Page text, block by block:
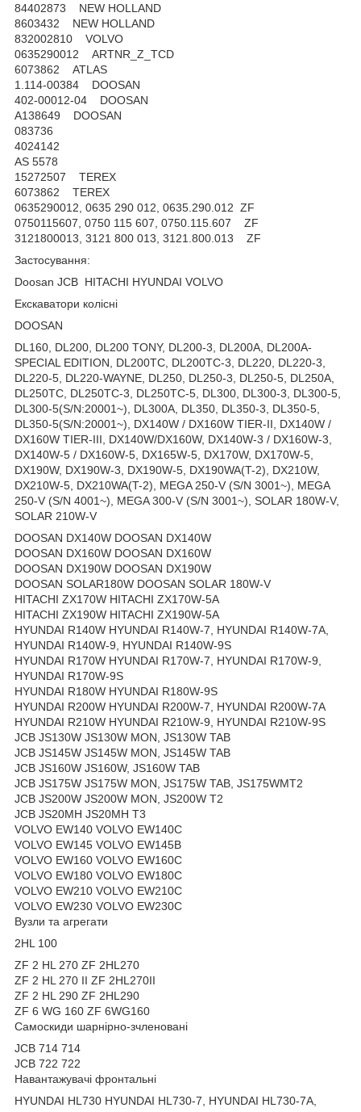
84402873 NEW HOLLAND
8603432 NEW HOLLAND
832002810 VOLVO
0635290012 ARTNR_Z_TCD
6073862 ATLAS
1.114-00384 DOOSAN
402-00012-04 DOOSAN
A138649 DOOSAN
083736
4024142
AS 5578
15272507 TEREX
6073862 TEREX
0635290012, 0635 290 012, 0635.290.012 ZF
0750115607, 0750 115 607, 0750.115.607 ZF
3121800013, 3121 800 013, 3121.800.013 ZF
Застосування:
Doosan JCB HITACHI HYUNDAI VOLVO
Екскаватори колісні
DOOSAN
DL160, DL200, DL200 TONY, DL200-3, DL200A, DL200A-
SPECIAL EDITION, DL200TC, DL200TC-3, DL220, DL220-3,
DL220-5, DL220-WAYNE, DL250, DL250-3, DL250-5, DL250A,
DL250TC, DL250TC-3, DL250TC-5, DL300, DL300-3, DL300-5,
DL300-5(S/N:20001~), DL300A, DL350, DL350-3, DL350-5,
DL350-5(S/N:20001~), DX140W / DX160W TIER-II, DX140W /
DX160W TIER-III, DX140W/DX160W, DX140W-3 / DX160W-3,
DX140W-5 / DX160W-5, DX165W-5, DX170W, DX170W-5,
DX190W, DX190W-3, DX190W-5, DX190WA(T-2), DX210W,
DX210W-5, DX210WA(T-2), MEGA 250-V (S/N 3001~), MEGA
250-V (S/N 4001~), MEGA 300-V (S/N 3001~), SOLAR 180W-V,
SOLAR 210W-V
DOOSAN DX140W DOOSAN DX140W
DOOSAN DX160W DOOSAN DX160W
DOOSAN DX190W DOOSAN DX190W
DOOSAN SOLAR180W DOOSAN SOLAR 180W-V
HITACHI ZX170W HITACHI ZX170W-5A
HITACHI ZX190W HITACHI ZX190W-5A
HYUNDAI R140W HYUNDAI R140W-7, HYUNDAI R140W-7A,
HYUNDAI R140W-9, HYUNDAI R140W-9S
HYUNDAI R170W HYUNDAI R170W-7, HYUNDAI R170W-9,
HYUNDAI R170W-9S
HYUNDAI R180W HYUNDAI R180W-9S
HYUNDAI R200W HYUNDAI R200W-7, HYUNDAI R200W-7A
HYUNDAI R210W HYUNDAI R210W-9, HYUNDAI R210W-9S
JCB JS130W JS130W MON, JS130W TAB
JCB JS145W JS145W MON, JS145W TAB
JCB JS160W JS160W, JS160W TAB
JCB JS175W JS175W MON, JS175W TAB, JS175WMT2
JCB JS200W JS200W MON, JS200W T2
JCB JS20MH JS20MH T3
VOLVO EW140 VOLVO EW140C
VOLVO EW145 VOLVO EW145B
VOLVO EW160 VOLVO EW160C
VOLVO EW180 VOLVO EW180C
VOLVO EW210 VOLVO EW210C
VOLVO EW230 VOLVO EW230C
Вузли та агрегати
2HL 100
ZF 2 HL 270 ZF 2HL270
ZF 2 HL 270 II ZF 2HL270II
ZF 2 HL 290 ZF 2HL290
ZF 6 WG 160 ZF 6WG160
Самоскиди шарнірно-зчленовані
JCB 714 714
JCB 722 722
Навантажувачі фронтальні
HYUNDAI HL730 HYUNDAI HL730-7, HYUNDAI HL730-7A,